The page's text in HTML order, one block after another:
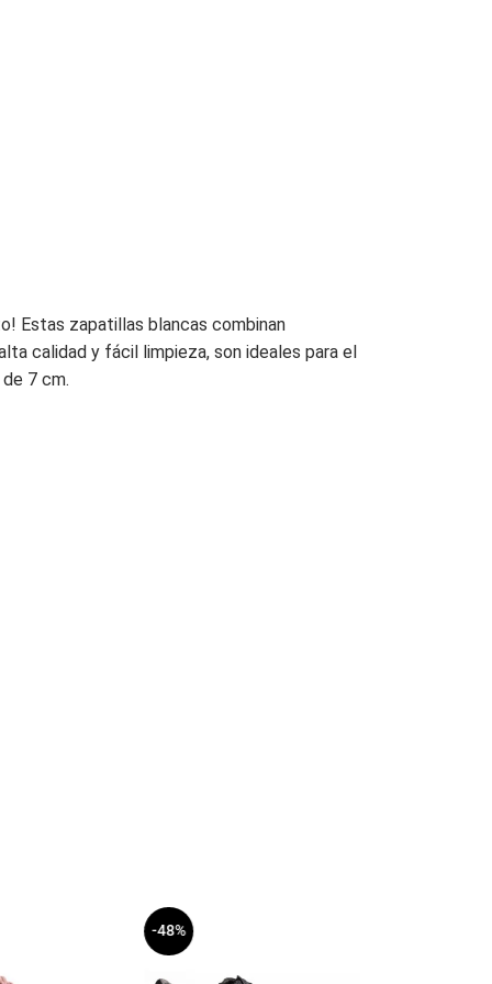
Estas zapatillas blancas combinan
calidad y fácil limpieza, son ideales para el
7 cm.
-48%